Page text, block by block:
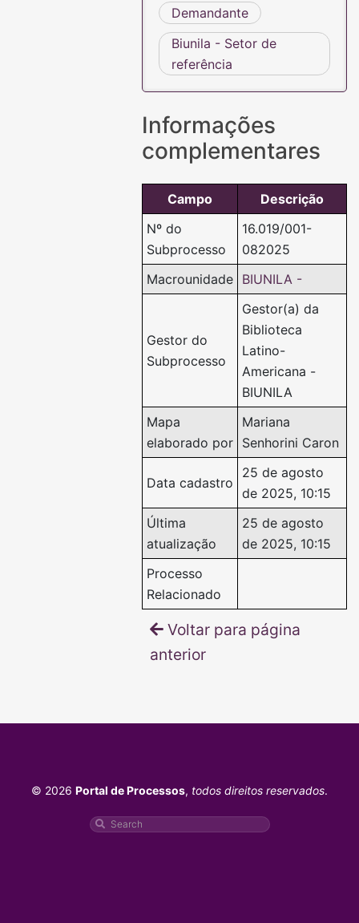
Demandante
Biunila - Setor de
referência
Informações
complementares
Campo
Descrição
Nº do
Subprocesso
16.019/001-
082025
Macrounidade BIUNILA -
Gestor do
Subprocesso
Gestor(a) da
Biblioteca
Latino-
Americana -
BIUNILA
Mapa
elaborado por
Mariana
Senhorini Caron
Data cadastro
25 de agosto
de 2025, 10:15
Última
atualização
25 de agosto
de 2025, 10:15
Processo
Relacionado
Voltar para página
anterior
© 2026 Portal de Processos, todos direitos reservados.
Pesquisar